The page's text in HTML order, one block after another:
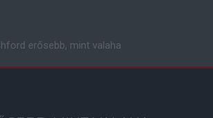
erősebb, mint valaha